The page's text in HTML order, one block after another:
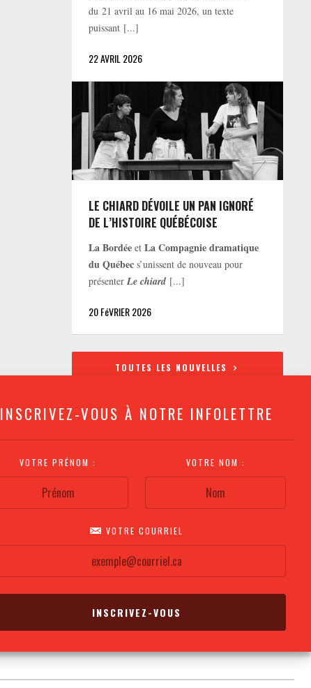
INSCRIVEZ-VOUS À NOTRE INFOLETTRE
VOTRE PRÉNOM : VOTRE NOM :
VOTRE COURRIEL
du 21 avril au 16 mai 2026, un texte
puissant [...]
22 AVRIL 2026
LE CHIARD DÉVOILE UN PAN IGNORÉ
DE L’HISTOIRE QUÉBÉCOISE
La Bordée etLa Compagnie dramatique
du Québec s’unissent de nouveau pour
présenterLe chiard [...]
20 FéVRIER 2026
TOUTES LES NOUVELLES